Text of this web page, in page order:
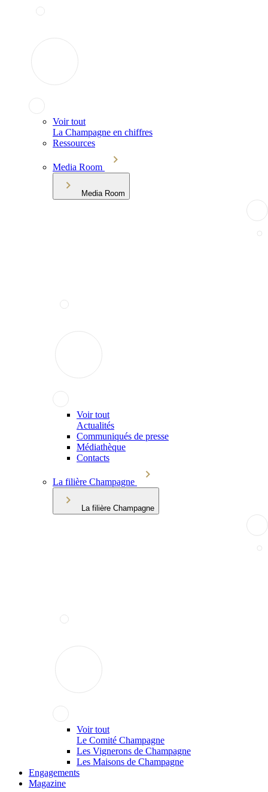
Voir tout
La Champagne en chiffres
Ressources
Media Room
Media Room
Voir tout
Actualités
Communiqués de presse
Médiathèque
Contacts
La filière Champagne
La filière Champagne
Voir tout
Le Comité Champagne
Les Vignerons de Champagne
Les Maisons de Champagne
Engagements
Magazine